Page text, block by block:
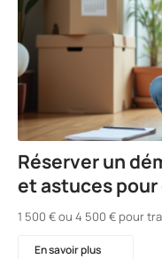
Réserver un
et astuces
1 500 € ou 4 500 € pour
En savoir plus